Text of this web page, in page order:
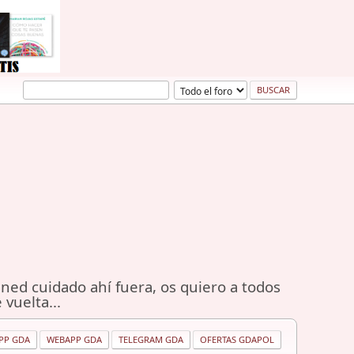
cuidado ahí fuera, os quiero a todos
vuelta...
GDA WEBAPP GDA TELEGRAM GDA OFERTAS GDAPOL